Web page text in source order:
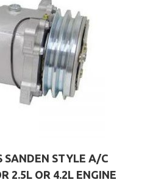
SANDEN STYLE A/C
2.5L OR 4.2L ENGINE